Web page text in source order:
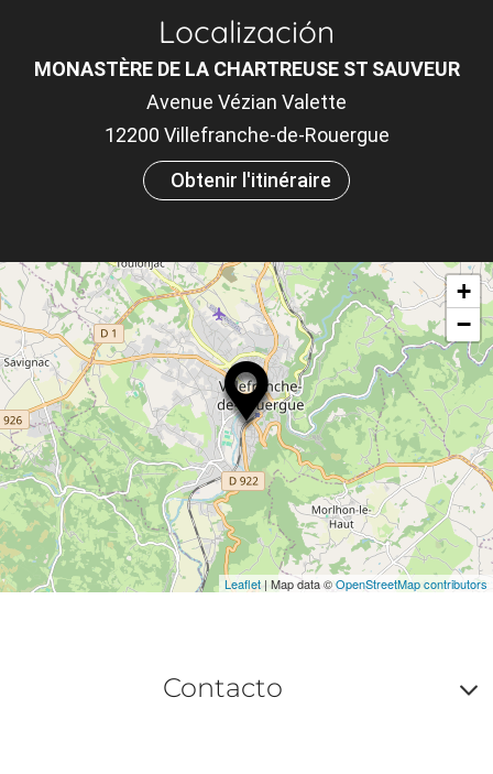
Localización
MONASTÈRE DE LA CHARTREUSE ST SAUVEUR
Avenue Vézian Valette
12200 Villefranche-de-Rouergue
Obtenir l'itinéraire
+
−
Leaflet| Map data ©OpenStreetMap contributors
Contacto